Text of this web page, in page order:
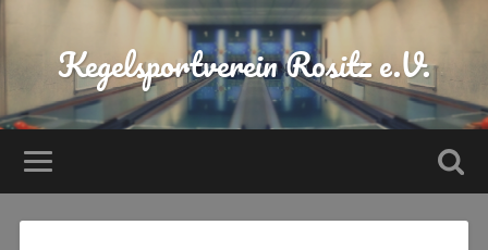
Kegelsportverein Rositz e.V.